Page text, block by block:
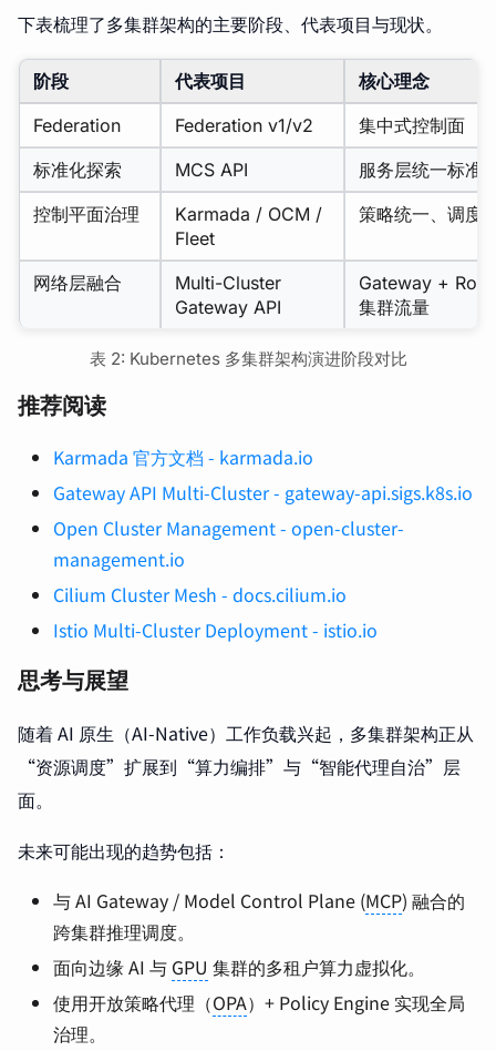
下表梳理了多集群架构的主要阶段、代表项目与现状。
阶段 代表项目
核心理念
Federation
Federation v1/v2
集中式控制面
标准化探索
MCS API
服务层统一标准
控制平面治理
Karmada / OCM /
Fleet
策略统一、调度
网络层融合
Multi-Cluster
Gateway API
Gateway +
集群流量
表 2: Kubernetes 多集群架构演进阶段对比
推荐阅读
Karmada 官方文档 - karmada.io
Gateway API Multi-Cluster - gateway-api.sigs.k8s.io
Open Cluster Management - open-cluster-
management.io
Cilium Cluster Mesh - docs.cilium.io
Istio Multi-Cluster Deployment - istio.io
思考与展望
随着 AI 原生（AI-Native）工作负载兴起，多集群架构正从
“资源调度”扩展到“算力编排”与“智能代理自治”层
面。
未来可能出现的趋势包括：
与 AI Gateway / Model Control Plane (MCP) 融合的
跨集群推理调度。
面向边缘 AI 与 GPU 集群的多租户算力虚拟化。
使用开放策略代理（OPA）+ Policy Engine 实现全局
治理。